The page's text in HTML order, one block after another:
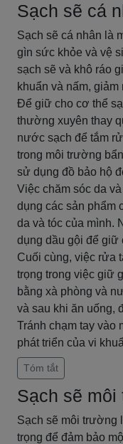
Sạch sẽ cá
Sạch sẽ cá nhân là
gìn sức khỏe và vệ
sạch sẽ và khô ráo
khuẩn và nấm,
Để giữ cho cơ thể
thường xuyên thay
nước sạch để tắm
trong môi trường
sử dụng đồ bảo hộ
Việc chăm sóc da
dụng các sản phẩm
da và tóc của mình.
dụng dầu gội để giữ
Cuối cùng, việc rửa
trọng trong việc giữ
bằng xà phòng và
và sau khi ăn uống,
Tránh chạm tay vào
phát triển của vi
Tóm tắt
Sạch sẽ môi
Sạch sẽ môi trường
trọng để đảm bảo